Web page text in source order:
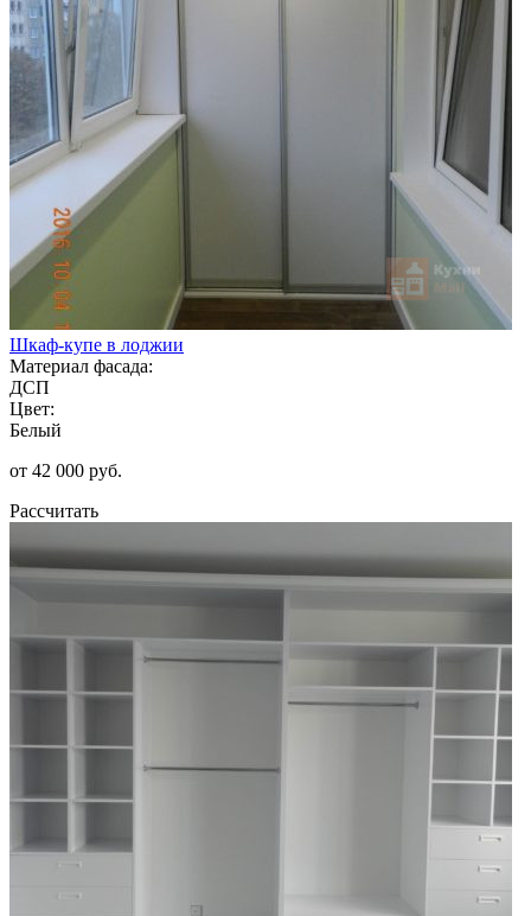
Шкаф-купе в лоджии
Материал фасада:
ДСП
Цвет:
Белый
от 42 000 руб.
Рассчитать